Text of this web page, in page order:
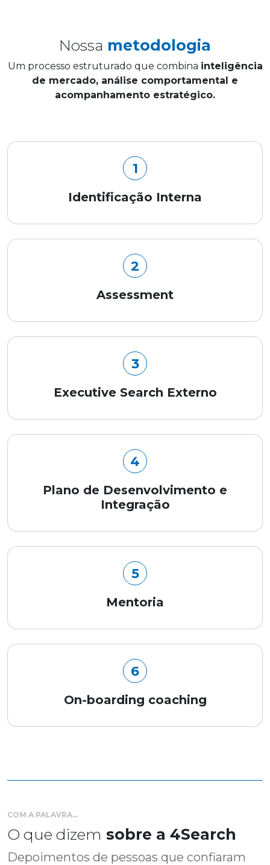
Nossa metodologia
Um processo estruturado que combina inteligência
de mercado, análise comportamental e
acompanhamento estratégico.
1
Identificação Interna
2
Assessment
3
Executive Search Externo
4
Plano de Desenvolvimento e
Integração
5
Mentoria
6
On-boarding coaching
COM A PALAVRA...
O que dizem sobre a 4Search
Depoimentos de pessoas que confiaram